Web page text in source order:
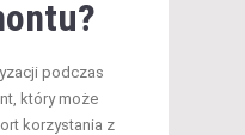
podczas
który może
korzystania z